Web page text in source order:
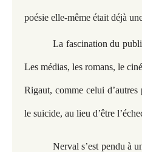
poésie elle-même était déjà
La fascination du
Les médias, les romans, le
Rigaut, comme celui
le suicide, au lieu d’être
Nerval s’est pendu à